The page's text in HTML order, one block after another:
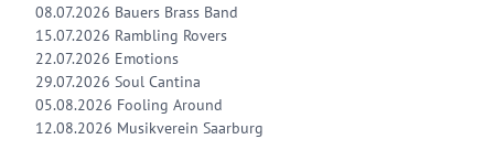
08.07.2026 Bauers Brass Band
15.07.2026 Rambling Rovers
22.07.2026 Emotions
29.07.2026 Soul Cantina
05.08.2026 Fooling Around
12.08.2026 Musikverein Saarburg